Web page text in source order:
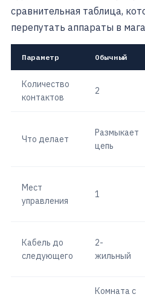
сравнительная таблица,
перепутать аппараты в
Параметр Обычный
Количество
контактов
2
Что делает
Размыкает
цепь
Мест
управления
1
Кабель до
следующего
2-
жильный
Комната с